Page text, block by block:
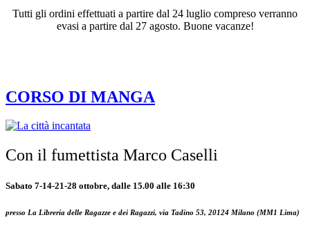
Tutti gli ordini effettuati a partire dal 24 luglio compreso verranno
evasi a partire dal 27 agosto. Buone vacanze!
CORSO DI MANGA
Con il fumettista Marco Caselli
Sabato 7-14-21-28 ottobre, dalle 15.00 alle 16:30
presso La Libreria delle Ragazze e dei Ragazzi, via Tadino 53, 20124 Milano (MM1 Lima)